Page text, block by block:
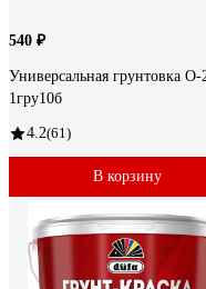
540 ₽
Универсальная грунтовка О-
1гру10б
4.2(61)
В корзину